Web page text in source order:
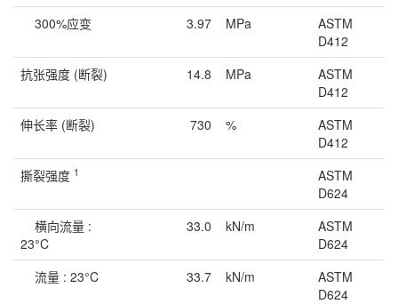
300%应变
3.97 MPa
ASTM
D412
抗张强度 (断裂) 14.8 MPa
ASTM
D412
伸长率 (断裂) 730 %
ASTM
D412
撕裂强度 1
ASTM
D624
横向流量 :
23°C
33.0 kN/m
ASTM
D624
流量 : 23°C
33.7 kN/m
ASTM
D624